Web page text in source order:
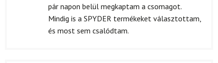
pár napon belül megkaptam a csomagot.
Mindig is a SPYDER termékeket választottam,
és most sem csalódtam.